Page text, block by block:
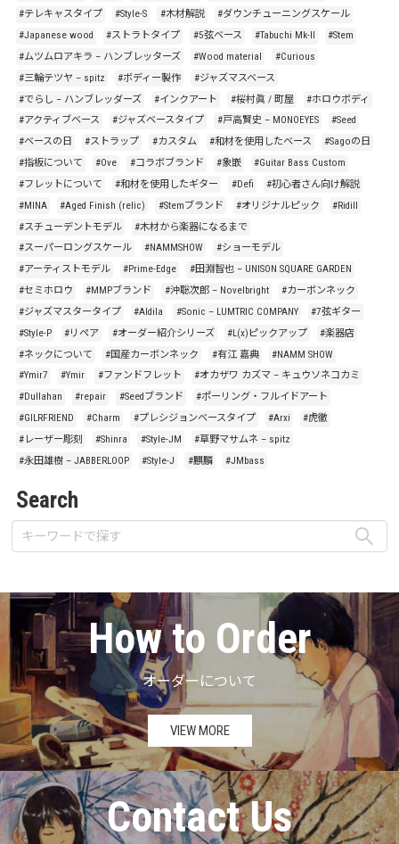
#テレキャスタイプ
#Style-S #木材解説
#ダウンチューニングスケール
#Japanese wood
#ストラトタイプ #5弦ベース #Tabuchi Mk-II
#Stem
#ムツムロアキラ – ハンブレッターズ
#Wood material
#Curious
#三輪テツヤ – spitz
#ボディー製作
#ジャズマスベース
#でらし – ハンブレッダーズ
#インクアート #桜村眞 / 町屋
#ホロウボディ
#アクティブベース
#ジャズベースタイプ #戸高賢史 – MONOEYES
#Seed
#ベースの日
#ストラップ #カスタム #和材を使用したベース
#Sagoの日
#指板について
#Ove #コラボブランド #象嵌
#Guitar Bass Custom
#フレットについて
#和材を使用したギター #Defi
#初心者さん向け解説
#MINA
#Aged Finish (relic) #Stemブランド #オリジナルピック
#Ridill
#スチューデントモデル
#木材から楽器になるまで
#スーパーロングスケール
#NAMMSHOW
#ショーモデル
#アーティストモデル
#Prime-Edge
#田淵智也 – UNISON SQUARE GARDEN
#セミホロウ
#MMPブランド #沖聡次郎 – Novelbright
#カーボンネック
#ジャズマスタータイプ
#Aldila #Sonic – LUMTRIC COMPANY
#7弦ギター
#Style-P
#リペア #オーダー紹介シリーズ #L(x)ピックアップ
#楽器店
#ネックについて
#国産カーボンネック #有江 嘉典
#NAMM SHOW
#Ymir7
#Ymir #ファンドフレット
#オカザワ カズマ – キュウソネコカミ
#Dullahan
#repair #Seedブランド
#ポーリング・フルイドアート
#GILRFRIEND
#Charm #プレシジョンベースタイプ #Arxi
#虎徹
#レーザー彫刻
#Shinra #Style-JM
#草野マサムネ – spitz
#永田雄樹 – JABBERLOOP
#Style-J #麒麟 #JMbass
Search
How to Order
オーダーについて
VIEW MORE
Contact Us